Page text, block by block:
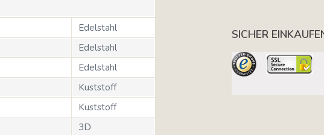
Edelstahl
Edelstahl
Edelstahl
Kuststoff
Kuststoff
3D
SICHER